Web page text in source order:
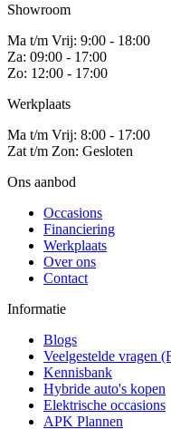
Showroom
Ma t/m Vrij: 9:00 - 18:00
Za: 09:00 - 17:00
Zo: 12:00 - 17:00
Werkplaats
Ma t/m Vrij: 8:00 - 17:00
Zat t/m Zon: Gesloten
Ons aanbod
Occasions
Financiering
Werkplaats
Over ons
Contact
Informatie
Blogs
Veelgestelde vragen
Kennisbank
Hybride auto's kopen
Elektrische occasions
APK Plannen